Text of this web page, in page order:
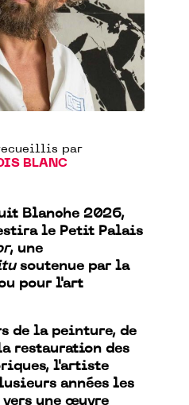
par
BLANC
Blanche 2026,
le Petit Palais
, une
soutenue par la
pour l'art
de la peinture, de
restauration des
l'artiste
années les
une œuvre